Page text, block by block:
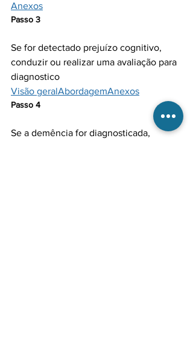
Anexos
Passo 3
Se for detectado prejuízo cognitivo,
conduzir ou realizar uma avaliação para
Visão geralAbordagemAnexos
Passo 4
Se a demência for diagnosticada,